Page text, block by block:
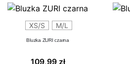
XS/S M/L
Bluzka ZURI czarna
109,99 zł